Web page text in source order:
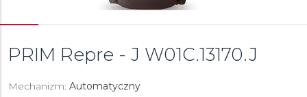
PRIM Repre - J W01C.13170.J
Mechanizm: Automatyczny